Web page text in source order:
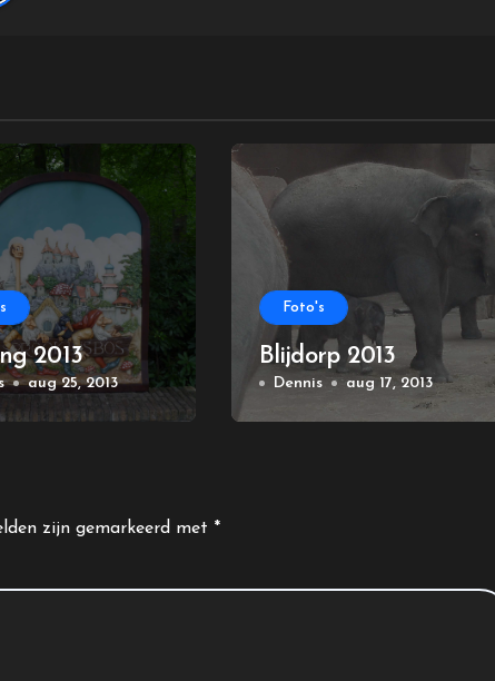
2013
aug 25, 2013
Foto's
Blijdorp 2013
Dennis aug 17, 2013
zijn gemarkeerd met *